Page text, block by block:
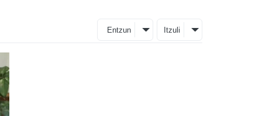
Entzun Itzuli